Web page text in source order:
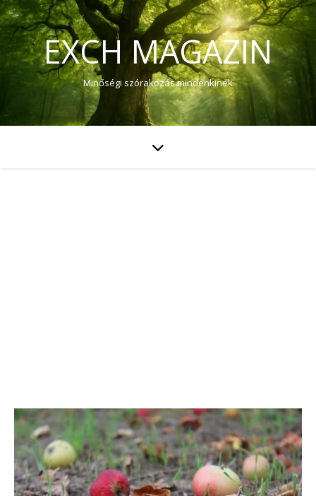
EXCH MAGAZIN
Minőségi szórakozás mindenkinek